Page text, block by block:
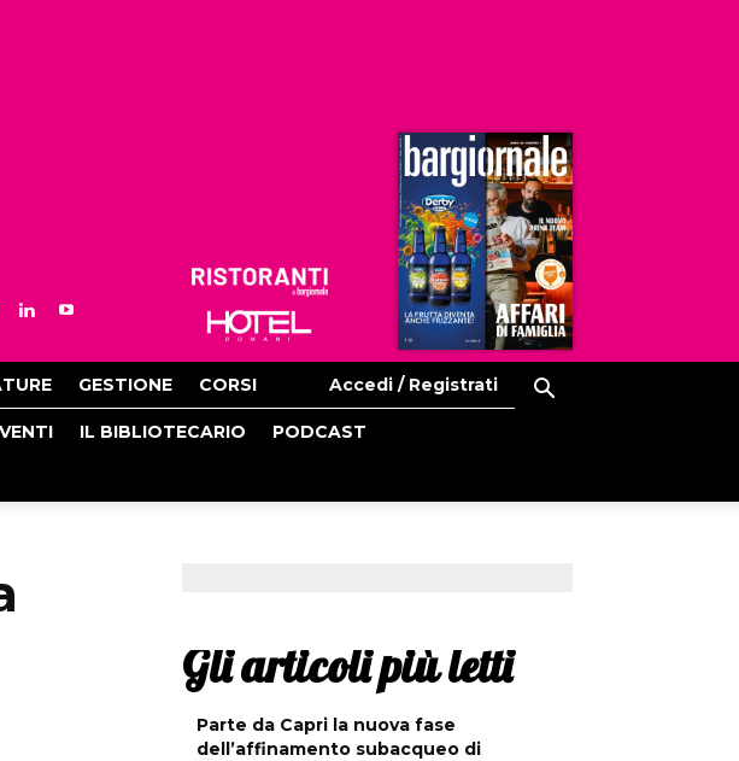
Ristoranti
Hoteldomani
GESTIONE CORSI Accedi / Registrati
IL BIBLIOTECARIO PODCAST
Gli articoli più letti
Parte da Capri la nuova fase
dell’affinamento subacqueo di